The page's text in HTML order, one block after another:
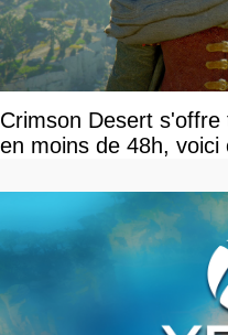
Crimson Desert
en moins de 48h, voici